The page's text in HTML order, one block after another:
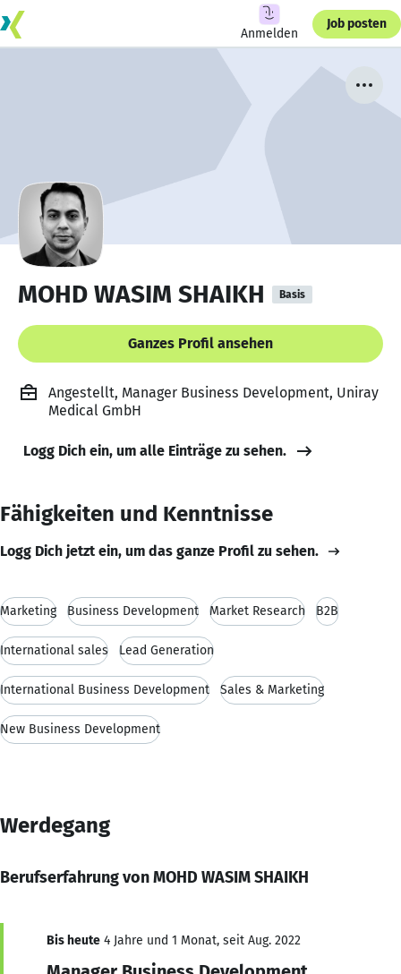
Anmelden
Job posten
MOHD WASIM SHAIKH Basis
Ganzes Profil ansehen
Angestellt, Manager Business Development, Uniray
Medical GmbH
Logg Dich ein, um alle Einträge zu sehen.
Fähigkeiten und Kenntnisse
Logg Dich jetzt ein, um das ganze Profil zu sehen.
Marketing Business Development Market Research B2B
International sales Lead Generation
International Business Development Sales & Marketing
New Business Development
Werdegang
Berufserfahrung von MOHD WASIM SHAIKH
Bis heute 4 Jahre und 1 Monat, seit Aug. 2022